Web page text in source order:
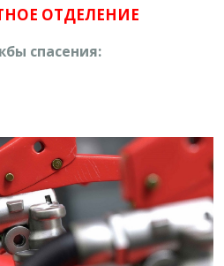
ОТДЕЛЕНИЕ
спасения: